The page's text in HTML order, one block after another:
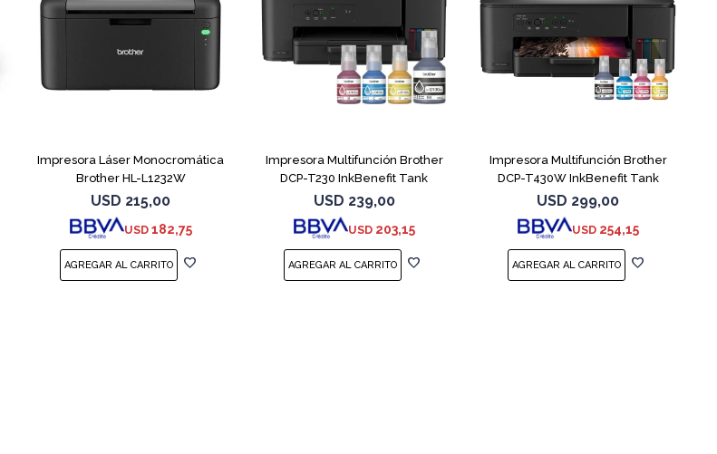
Impresora Láser Monocromática
Brother HL-L1232W
USD 215,00
USD 182,75
Impresora Multifunción Brother
DCP-T230 InkBenefit Tank
USD 239,00
USD 203,15
Impresora Multifunción Brother
DCP-T430W InkBenefit Tank
USD 299,00
USD 254,15